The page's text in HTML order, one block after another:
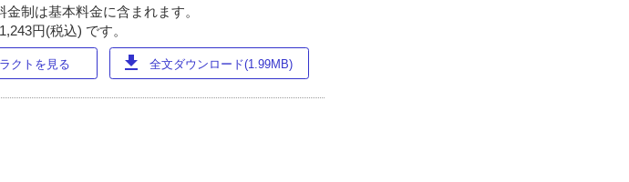
制は基本料金に含まれます。
円(税込) です。
クトを見る download 全文ダウンロード(1.99MB)